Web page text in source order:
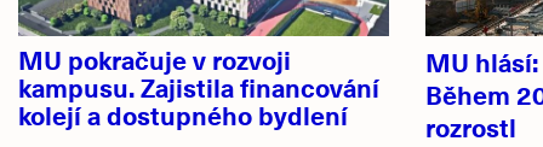
MU pokračuje v rozvoji
kampusu. Zajistila financování
kolejí a dostupného bydlení
MU
Během
rozrostl